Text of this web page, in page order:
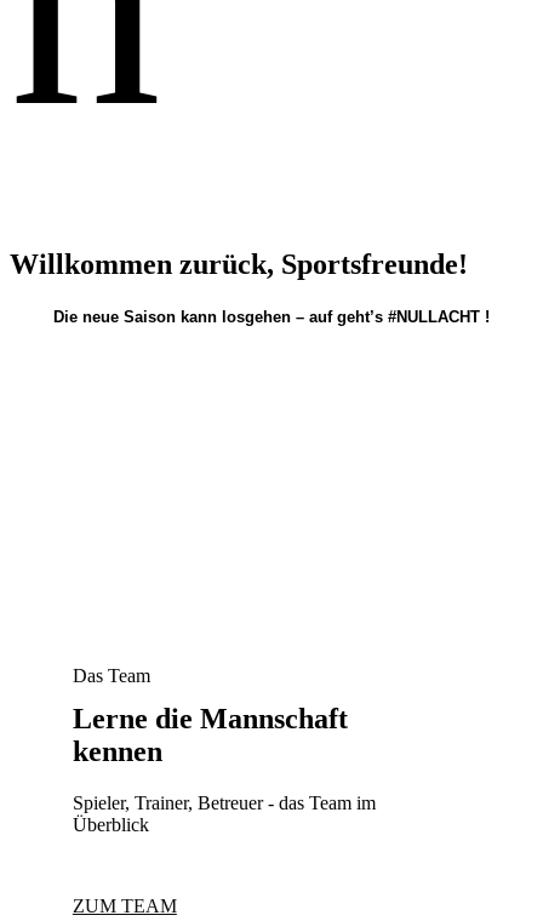
Willkommen zurück, Sportsfreunde!
Die neue Saison kann losgehen – auf geht’s #NULLACHT !
Das Team
Lerne die Mannschaft
kennen
Spieler, Trainer, Betreuer - das Team im
Überblick
ZUM TEAM